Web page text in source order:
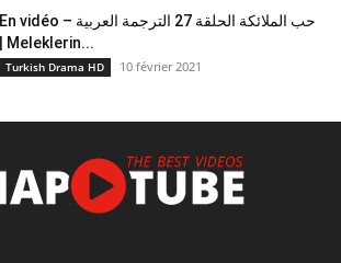
En vidéo – حب الملائكة الحلقة 27 الترجمة العربية
| Meleklerin...
Turkish Drama HD 10 février 2021